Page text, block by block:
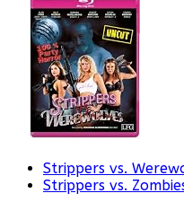
Strippers vs.
Strippers vs.